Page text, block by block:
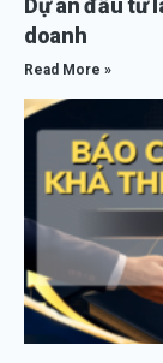
Dự án đầu tư
doanh
Read More »